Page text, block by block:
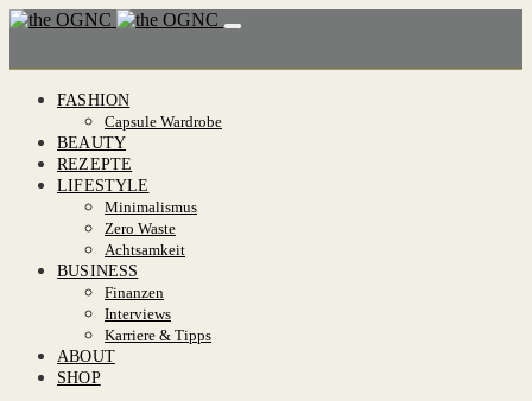
FASHION
Capsule Wardrobe
BEAUTY
REZEPTE
LIFESTYLE
Minimalismus
Zero Waste
Achtsamkeit
BUSINESS
Finanzen
Interviews
Karriere & Tipps
ABOUT
SHOP